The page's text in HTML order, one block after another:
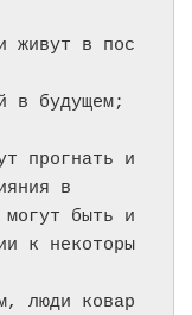
живут в пос
в будущем;
прогнать и
в
быть и
к некоторы
люди ковар